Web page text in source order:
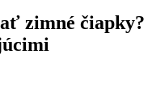
zimné čiapky?